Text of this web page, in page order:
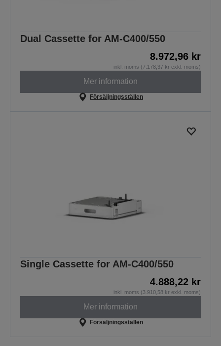
Dual Cassette for AM-C400/550
8.972,96 kr
inkl. moms (7.178,37 kr exkl. moms)
Mer information
Försäljningsställen
Single Cassette for AM-C400/550
4.888,22 kr
inkl. moms (3.910,58 kr exkl. moms)
Mer information
Försäljningsställen